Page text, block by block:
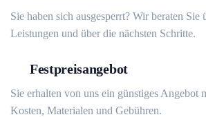
Sie haben sich ausgesperrt? Wir beraten Sie
Leistungen und über die nächsten Schritte.
Festpreisangebot
Sie erhalten von uns ein günstiges Angebot
Kosten, Materialen und Gebühren.